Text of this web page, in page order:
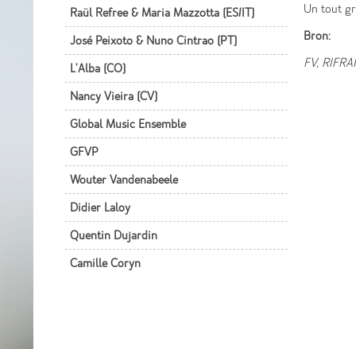
Raül Refree & Maria Mazzotta (ES/IT)
José Peixoto & Nuno Cintrao (PT)
L'Alba (CO)
Nancy Vieira (CV)
Global Music Ensemble
GFVP
Wouter Vandenabeele
Didier Laloy
Quentin Dujardin
Camille Coryn
Un tout
Bron:
FV,